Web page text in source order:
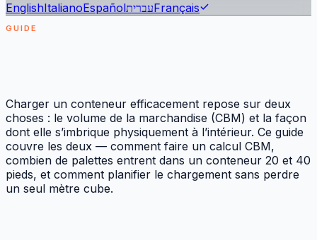
EnglishItalianoEspañolעבריתFrançais
GUIDE
Charger un conteneur efficacement repose sur deux
choses : le volume de la marchandise (CBM) et la façon
dont elle s’imbrique physiquement à l’intérieur. Ce guide
couvre les deux — comment faire un calcul CBM,
combien de palettes entrent dans un conteneur 20 et 40
pieds, et comment planifier le chargement sans perdre
un seul mètre cube.